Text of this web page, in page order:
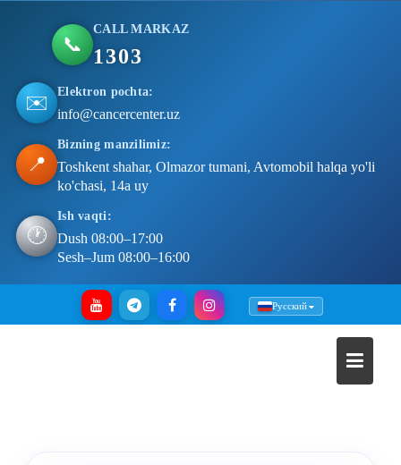
📞
CALL MARKAZ
1303
✉️ Elektron pochta:
info@cancercenter.uz
📍
Bizning manzilimiz:
Toshkent shahar, Olmazor tumani, Avtomobil halqa yo'li
ko'chasi, 14a uy
🕐
Ish vaqti:
Dush 08:00–17:00
Sesh–Jum 08:00–16:00
Русский